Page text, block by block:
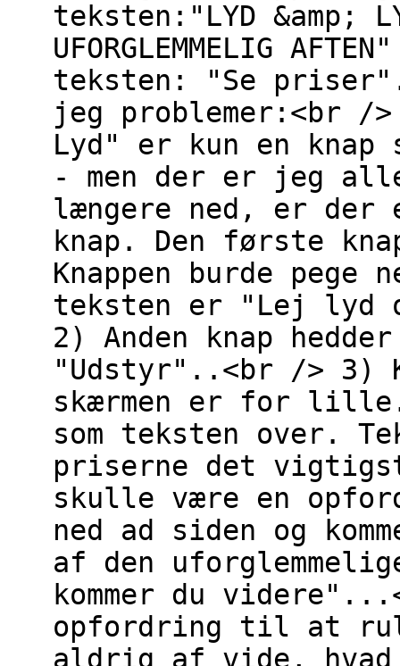
teksten:"LYD &amp;
UFORGLEMMELIG
teksten: "Se
jeg problemer:<br /
Lyd" er kun en
- men der er jeg
længere ned, er der
knap. Den første
Knappen burde
teksten er "Lej
2) Anden knap
"Udstyr"..<br /> 3)
skærmen er for
som teksten over.
priserne det
skulle være en
ned ad siden og
af den
kommer du
opfordring til at
aldrig af vide, hvad